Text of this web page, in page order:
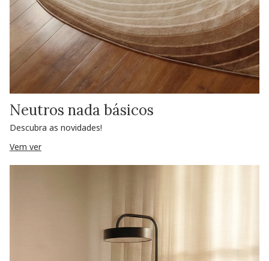
Neutros nada básicos
Descubra as novidades!
Vem ver